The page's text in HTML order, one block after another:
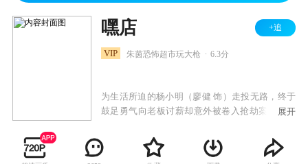
嘿店 +追
VIP 朱茵恐怖超市玩大枪 6.3分
为生活所迫的杨小明（廖健 饰）走投无路，终于
鼓足勇气向老板讨薪却意外被卷入抢劫案。被带
寒毛耸立的僵尸，他惊恐万分却无路可逃。在超
市，杨小明与不着调的经纪人小马哥（张达明
展开